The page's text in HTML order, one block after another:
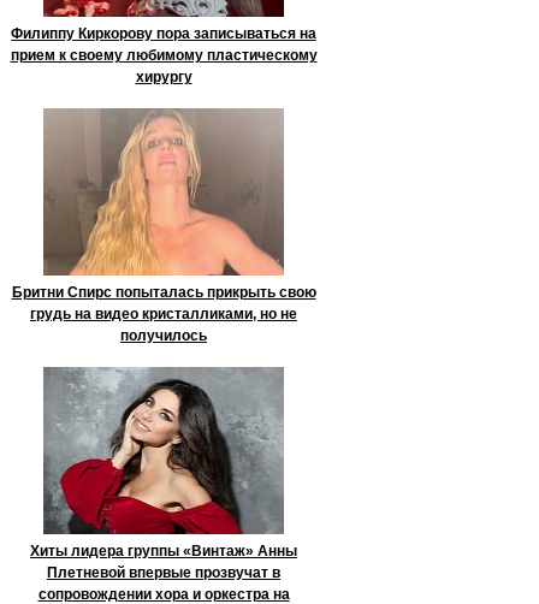
Филиппу Киркорову пора записываться на
прием к своему любимому пластическому
хирургу
Бритни Спирс попыталась прикрыть свою
грудь на видео кристалликами, но не
получилось
Хиты лидера группы «Винтаж» Анны
Плетневой впервые прозвучат в
сопровождении хора и оркестра на